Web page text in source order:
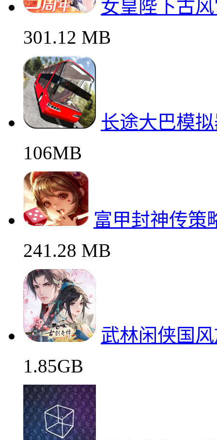
女皇陛下古
301.12 MB
长途大巴模
106MB
富甲封神传策
241.28 MB
武林闲侠国
1.85GB